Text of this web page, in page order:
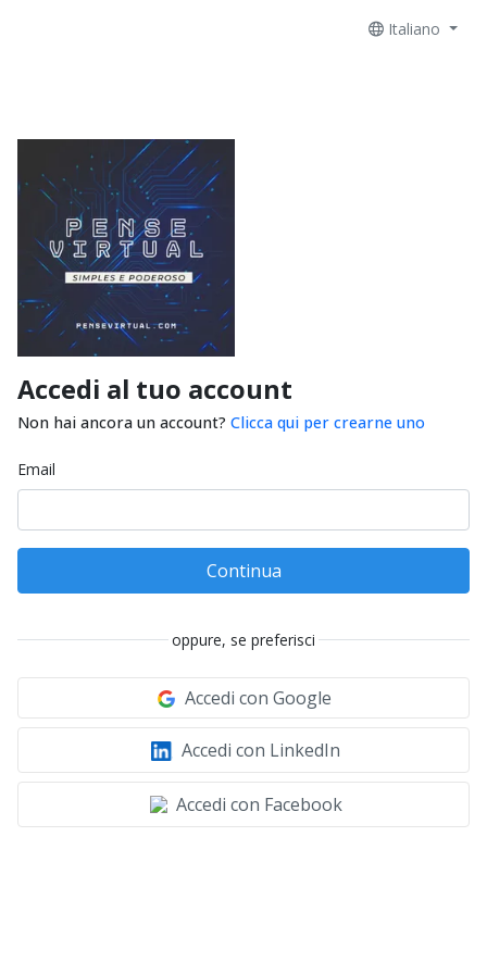
Italiano
Accedi al tuo account
Non hai ancora un account? Clicca qui per crearne uno
Email
Continua
oppure, se preferisci
Accedi con Google
Accedi con LinkedIn
Accedi con Facebook